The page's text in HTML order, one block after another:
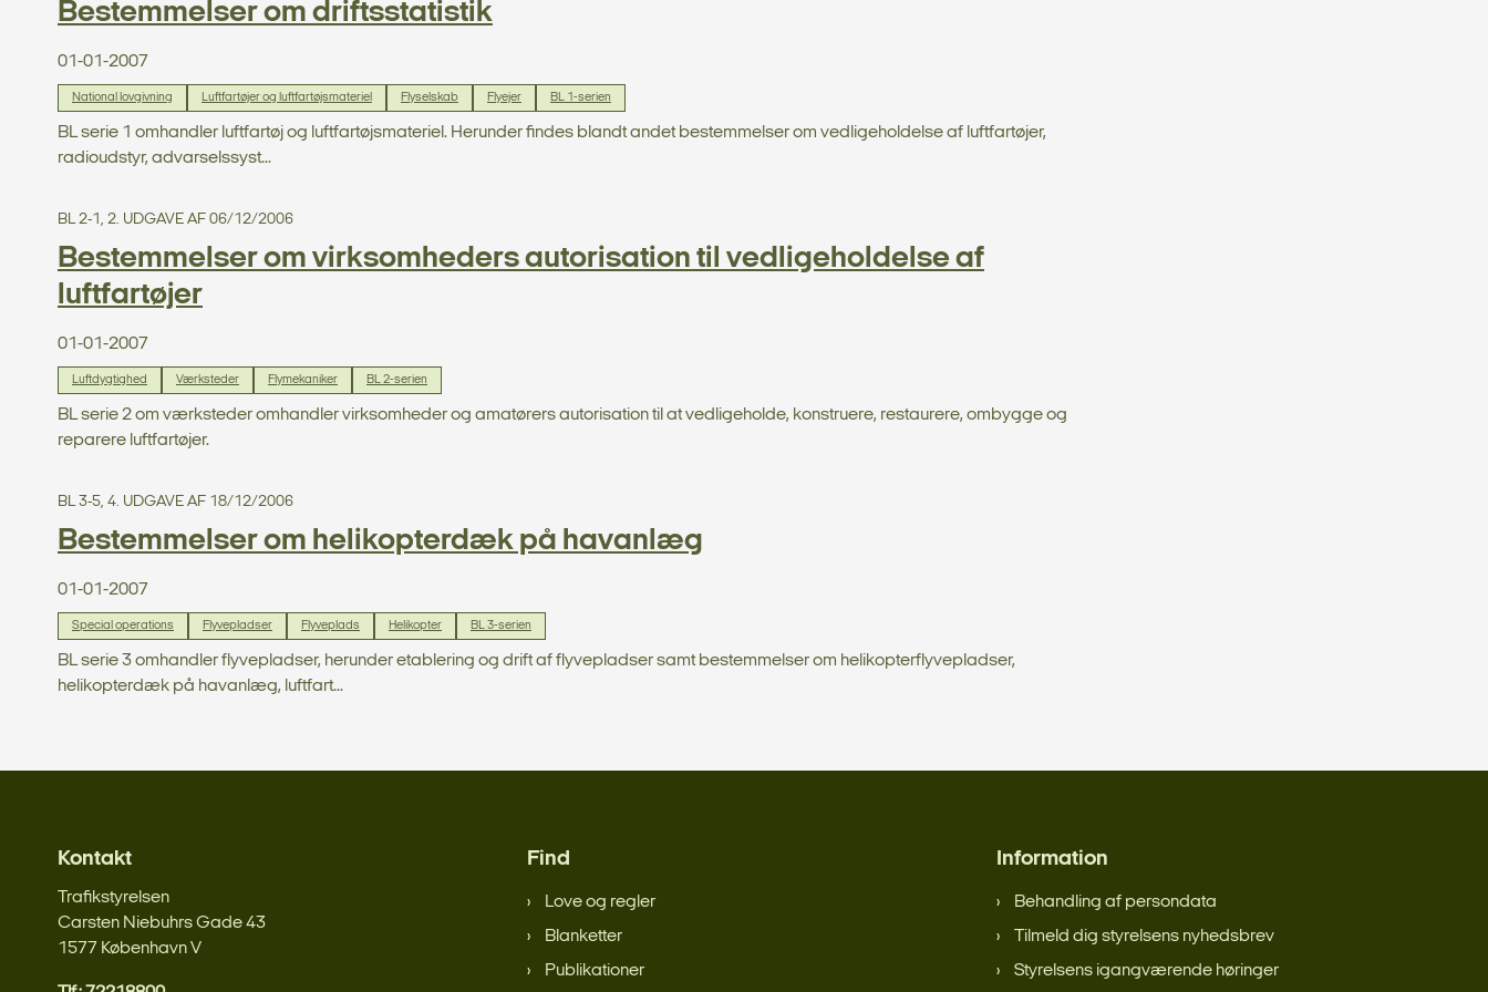
Bestemmelser om driftsstatistik
01-01-2007
National lovgivning Luftfartøjer og luftfartøjsmateriel Flyselskab Flyejer BL 1-serien
BL serie 1 omhandler luftfartøj og luftfartøjsmateriel. Herunder findes blandt andet bestemmelser om vedligeholdelse af luftfartøjer,
radioudstyr, advarselssyst...
BL 2-1, 2. UDGAVE AF 06/12/2006
Bestemmelser om virksomheders autorisation til vedligeholdelse af
luftfartøjer
01-01-2007
Luftdygtighed Værksteder Flymekaniker BL 2-serien
BL serie 2 om værksteder omhandler virksomheder og amatørers autorisation til at vedligeholde, konstruere, restaurere, ombygge og
reparere luftfartøjer.
BL 3-5, 4. UDGAVE AF 18/12/2006
Bestemmelser om helikopterdæk på havanlæg
01-01-2007
Special operations Flyvepladser Flyveplads Helikopter BL 3-serien
BL serie 3 omhandler flyvepladser, herunder etablering og drift af flyvepladser samt bestemmelser om helikopterflyvepladser,
helikopterdæk på havanlæg, luftfart...
Kontakt
Trafikstyrelsen
Carsten Niebuhrs Gade 43
1577 København V
Find
Love og regler
Blanketter
Publikationer
Information
Behandling af persondata
Tilmeld dig styrelsens nyhedsbrev
Styrelsens igangværende høringer